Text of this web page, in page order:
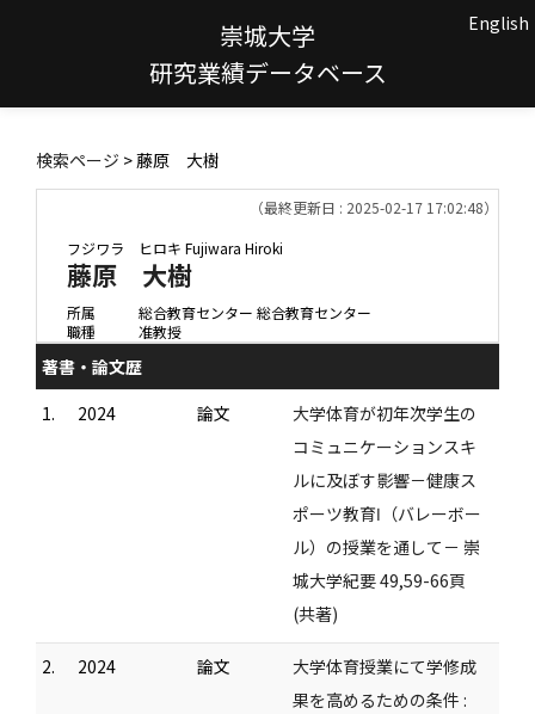
崇城大学
研究業績データベース
English
検索ページ > 藤原 大樹
（最終更新日 : 2025-02-17 17:02:48）
フジワラ ヒロキ Fujiwara Hiroki
藤原 大樹
所属
総合教育センター 総合教育センター
職種
准教授
著書・論文歴
1.
2024 論文
大学体育が初年次学生の
コミュニケーションスキ
ルに及ぼす影響－健康ス
ポーツ教育Ⅰ（バレーボー
ル）の授業を通して－ 崇
城大学紀要 49,59-66頁
(共著)
2. 2024 論文
大学体育授業にて学修成
果を高めるための条件 :